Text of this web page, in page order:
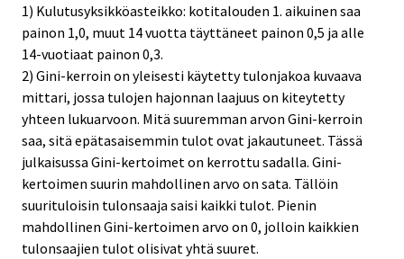
1) Kulutusyksikköasteikko: kotitalouden 1. aikuinen saa
painon 1,0, muut 14 vuotta täyttäneet painon 0,5 ja alle
14-vuotiaat painon 0,3.
2) Gini-kerroin on yleisesti käytetty tulonjakoa kuvaava
mittari, jossa tulojen hajonnan laajuus on kiteytetty
yhteen lukuarvoon. Mitä suuremman arvon Gini-kerroin
saa, sitä epätasaisemmin tulot ovat jakautuneet. Tässä
julkaisussa Gini-kertoimet on kerrottu sadalla. Gini-
kertoimen suurin mahdollinen arvo on sata. Tällöin
suurituloisin tulonsaaja saisi kaikki tulot. Pienin
mahdollinen Gini-kertoimen arvo on 0, jolloin kaikkien
tulonsaajien tulot olisivat yhtä suuret.